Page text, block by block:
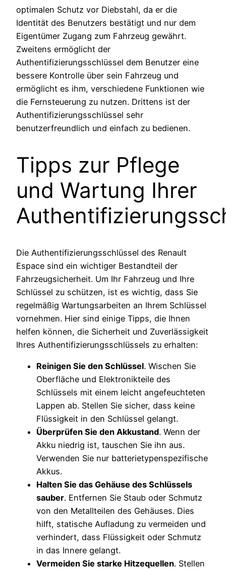
optimalen Schutz vor Diebstahl, da er die
Identität des Benutzers bestätigt und nur dem
Eigentümer Zugang zum Fahrzeug gewährt.
Zweitens ermöglicht der
Authentifizierungsschlüssel dem Benutzer eine
bessere Kontrolle über sein Fahrzeug und
ermöglicht es ihm, verschiedene Funktionen wie
die Fernsteuerung zu nutzen. Drittens ist der
Authentifizierungsschlüssel sehr
benutzerfreundlich und einfach zu bedienen.
Tipps zur Pflege
und Wartung Ihrer
Die Authentifizierungsschlüssel des Renault
Espace sind ein wichtiger Bestandteil der
Fahrzeugsicherheit. Um Ihr Fahrzeug und Ihre
Schlüssel zu schützen, ist es wichtig, dass Sie
regelmäßig Wartungsarbeiten an Ihrem Schlüssel
vornehmen. Hier sind einige Tipps, die Ihnen
helfen können, die Sicherheit und Zuverlässigkeit
Ihres Authentifizierungsschlüssels zu erhalten:
Reinigen Sie den Schlüssel. Wischen Sie
Oberfläche und Elektronikteile des
Schlüssels mit einem leicht angefeuchteten
Lappen ab. Stellen Sie sicher, dass keine
Flüssigkeit in den Schlüssel gelangt.
Überprüfen Sie den Akkustand. Wenn der
Akku niedrig ist, tauschen Sie ihn aus.
Verwenden Sie nur batterietypenspezifische
Akkus.
Halten Sie das Gehäuse des Schlüssels
sauber. Entfernen Sie Staub oder Schmutz
von den Metallteilen des Gehäuses. Dies
hilft, statische Aufladung zu vermeiden und
verhindert, dass Flüssigkeit oder Schmutz
in das Innere gelangt.
Vermeiden Sie starke Hitzequellen. Stellen